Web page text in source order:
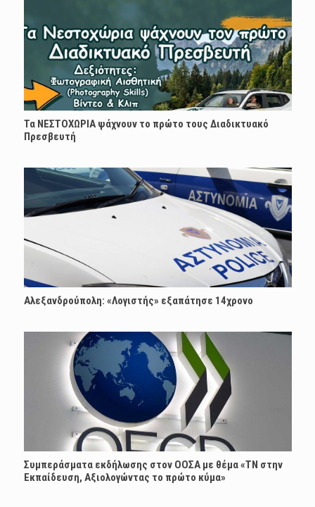
Τα ΝΕΣΤΟΧΩΡΙΑ ψάχνουν το πρώτο τους Διαδικτυακό
Πρεσβευτή
Αλεξανδρούπολη: «Λογιστής» εξαπάτησε 14χρονο
Συμπεράσματα εκδήλωσης στον ΟΟΣΑ με θέμα «ΤΝ στην
Εκπαίδευση, Αξιολογώντας το πρώτο κύμα»